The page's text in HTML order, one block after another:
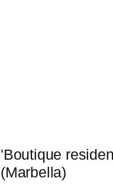
'Boutique
(Marbella)